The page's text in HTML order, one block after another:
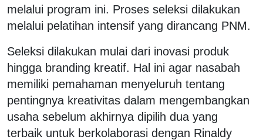
melalui program ini. Proses seleksi dilakukan
melalui pelatihan intensif yang dirancang PNM.
Seleksi dilakukan mulai dari inovasi produk
hingga branding kreatif. Hal ini agar nasabah
memiliki pemahaman menyeluruh tentang
pentingnya kreativitas dalam mengembangkan
usaha sebelum akhirnya dipilih dua yang
terbaik untuk berkolaborasi dengan Rinaldy